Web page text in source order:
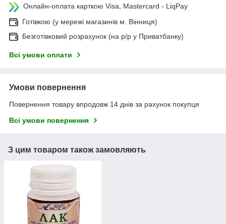
Онлайн-оплата карткою Visa, Mastercard - LiqPay
Готівкою (у мережі магазинів м. Вінниця)
Безготівковий розрахунок (на р/р у Приватбанку)
Всі умови оплати
Умови повернення
Повернення товару впродовж 14 днів за рахунок покупця
Всі умови повернення
З цим товаром також замовляють